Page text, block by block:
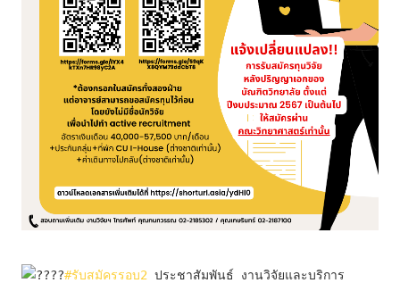
#รับสมัครรอบ2 ประชาสัมพันธ์ งานวิจัยและบริการ